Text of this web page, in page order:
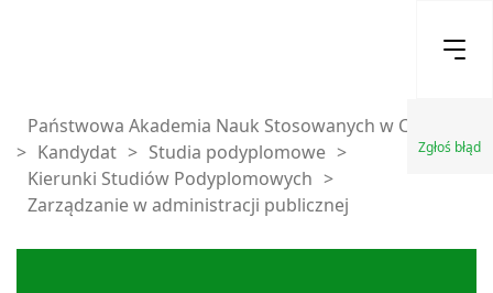
Zgłoś błąd
Państwowa Akademia Nauk Stosowanych w Chełmie
> Kandydat > Studia podyplomowe >
Kierunki Studiów Podyplomowych >
Zarządzanie w administracji publicznej